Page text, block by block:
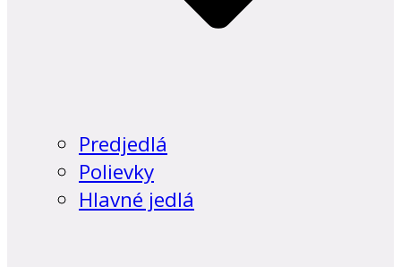
Predjedlá
Polievky
Hlavné jedlá